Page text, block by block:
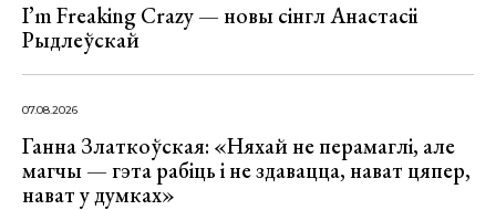
I’m Freaking Crazy — новы сінгл Анастасіі
Рыдлеўскай
07.08.2026
Ганна Златкоўская: «Няхай не перамаглі, але
магчы — гэта рабіць і не здавацца, нават цяпер,
нават у думках»